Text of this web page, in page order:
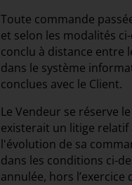
Toute commande
et selon les modalités
conclu à distance entre
dans le système
conclues avec le Client.
Le Vendeur se réserve
existerait un litige
l'évolution de sa
dans les conditions ci-
annulée, hors